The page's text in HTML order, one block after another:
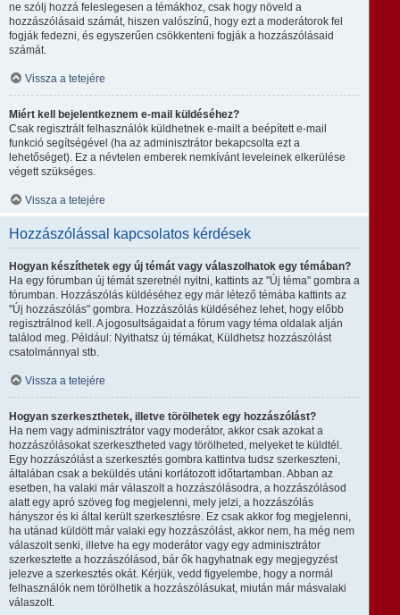
ne szólj hozzá feleslegesen a témákhoz, csak hogy növeld a
hozzászólásaid számát, hiszen valószínű, hogy ezt a moderátorok fel
fogják fedezni, és egyszerűen csökkenteni fogják a hozzászólásaid
számát.
Vissza a tetejére
Miért kell bejelentkeznem e-mail küldéséhez?
Csak regisztrált felhasználók küldhetnek e-mailt a beépített e-mail
funkció segítségével (ha az adminisztrátor bekapcsolta ezt a
lehetőséget). Ez a névtelen emberek nemkívánt leveleinek elkerülése
végett szükséges.
Vissza a tetejére
Hozzászólással kapcsolatos kérdések
Hogyan készíthetek egy új témát vagy válaszolhatok egy témában?
Ha egy fórumban új témát szeretnél nyitni, kattints az "Új téma" gombra a
fórumban. Hozzászólás küldéséhez egy már létező témába kattints az
"Új hozzászólás" gombra. Hozzászólás küldéséhez lehet, hogy előbb
regisztrálnod kell. A jogosultságaidat a fórum vagy téma oldalak alján
találod meg. Például: Nyithatsz új témákat, Küldhetsz hozzászólást
csatolmánnyal stb.
Vissza a tetejére
Hogyan szerkeszthetek, illetve törölhetek egy hozzászólást?
Ha nem vagy adminisztrátor vagy moderátor, akkor csak azokat a
hozzászólásokat szerkesztheted vagy törölheted, melyeket te küldtél.
Egy hozzászólást a szerkesztés gombra kattintva tudsz szerkeszteni,
általában csak a beküldés utáni korlátozott időtartamban. Abban az
esetben, ha valaki már válaszolt a hozzászólásodra, a hozzászólásod
alatt egy apró szöveg fog megjelenni, mely jelzi, a hozzászólás
hányszor és ki által került szerkesztésre. Ez csak akkor fog megjelenni,
ha utánad küldött már valaki egy hozzászólást, akkor nem, ha még nem
válaszolt senki, illetve ha egy moderátor vagy egy adminisztrátor
szerkesztette a hozzászólásod, bár ők hagyhatnak egy megjegyzést
jelezve a szerkesztés okát. Kérjük, vedd figyelembe, hogy a normál
felhasználók nem törölhetik a hozzászólásukat, miután már másvalaki
válaszolt.